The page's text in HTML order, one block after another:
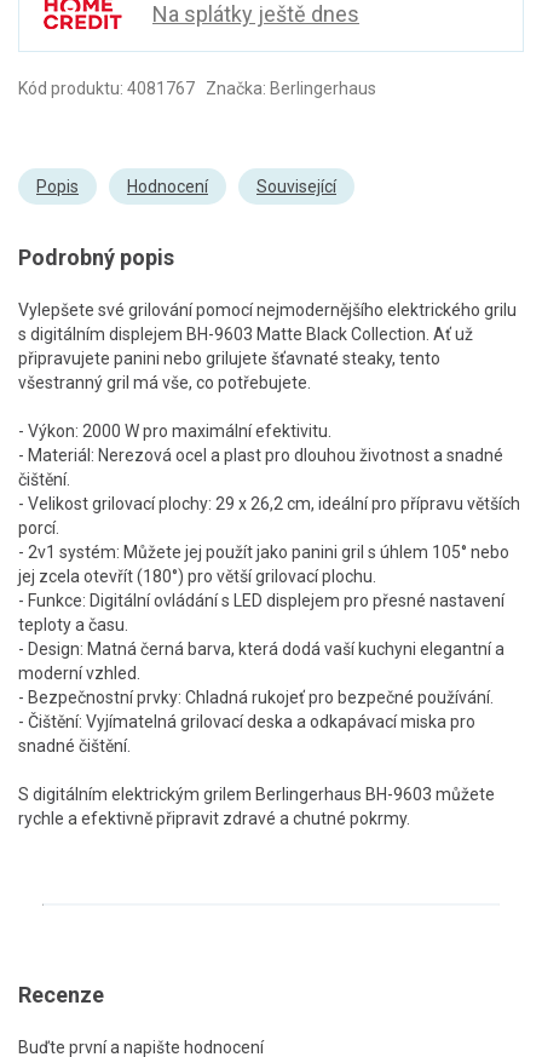
Na splátky ještě dnes
Kód produktu: 4081767 Značka: Berlingerhaus
Popis Hodnocení Související
Podrobný popis
Vylepšete své grilování pomocí nejmodernějšího elektrického grilu
s digitálním displejem BH-9603 Matte Black Collection. Ať už
připravujete panini nebo grilujete šťavnaté steaky, tento
všestranný gril má vše, co potřebujete.
- Výkon: 2000 W pro maximální efektivitu.
- Materiál: Nerezová ocel a plast pro dlouhou životnost a snadné
čištění.
- Velikost grilovací plochy: 29 x 26,2 cm, ideální pro přípravu větších
porcí.
- 2v1 systém: Můžete jej použít jako panini gril s úhlem 105° nebo
jej zcela otevřít (180°) pro větší grilovací plochu.
- Funkce: Digitální ovládání s LED displejem pro přesné nastavení
teploty a času.
- Design: Matná černá barva, která dodá vaší kuchyni elegantní a
moderní vzhled.
- Bezpečnostní prvky: Chladná rukojeť pro bezpečné používání.
- Čištění: Vyjímatelná grilovací deska a odkapávací miska pro
snadné čištění.
S digitálním elektrickým grilem Berlingerhaus BH-9603 můžete
rychle a efektivně připravit zdravé a chutné pokrmy.
Recenze
Buďte první a napište hodnocení